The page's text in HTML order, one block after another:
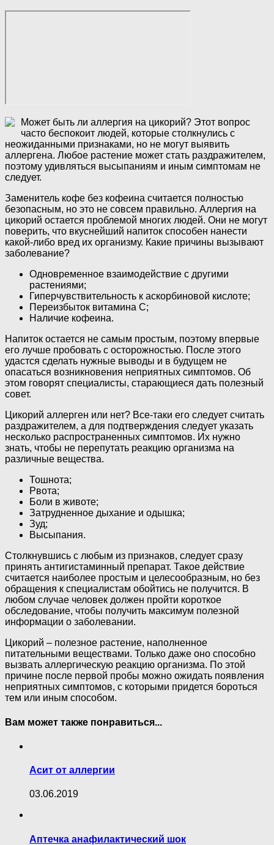
Может быть ли аллергия на цикорий? Этот вопрос
часто беспокоит людей, которые столкнулись с
неожиданными признаками, но не могут выявить
аллергена. Любое растение может стать раздражителем,
поэтому удивляться высыпаниям и иным симптомам не
следует.
Заменитель кофе без кофеина считается полностью
безопасным, но это не совсем правильно. Аллергия на
цикорий остается проблемой многих людей. Они не могут
поверить, что вкуснейший напиток способен нанести
какой-либо вред их организму. Какие причины вызывают
заболевание?
Одновременное взаимодействие с другими
растениями;
Гиперчувствительность к аскорбиновой кислоте;
Переизбыток витамина С;
Наличие кофеина.
Напиток остается не самым простым, поэтому впервые
его лучше пробовать с осторожностью. После этого
удастся сделать нужные выводы и в будущем не
опасаться возникновения неприятных симптомов. Об
этом говорят специалисты, старающиеся дать полезный
совет.
Цикорий аллерген или нет? Все-таки его следует считать
раздражителем, а для подтверждения следует указать
несколько распространенных симптомов. Их нужно
знать, чтобы не перепутать реакцию организма на
различные вещества.
Тошнота;
Рвота;
Боли в животе;
Затрудненное дыхание и одышка;
Зуд;
Высыпания.
Столкнувшись с любым из признаков, следует сразу
принять антигистаминный препарат. Такое действие
считается наиболее простым и целесообразным, но без
обращения к специалистам обойтись не получится. В
любом случае человек должен пройти короткое
обследование, чтобы получить максимум полезной
информации о заболевании.
Цикорий – полезное растение, наполненное
питательными веществами. Только даже оно способно
вызвать аллергическую реакцию организма. По этой
причине после первой пробы можно ожидать появления
неприятных симптомов, с которыми придется бороться
тем или иным способом.
Вам может также понравиться...
Асит от аллергии
03.06.2019
Аптечка анафилактический шок